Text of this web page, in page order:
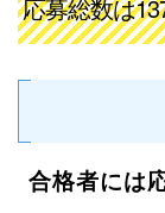
応募総数は
合格者には